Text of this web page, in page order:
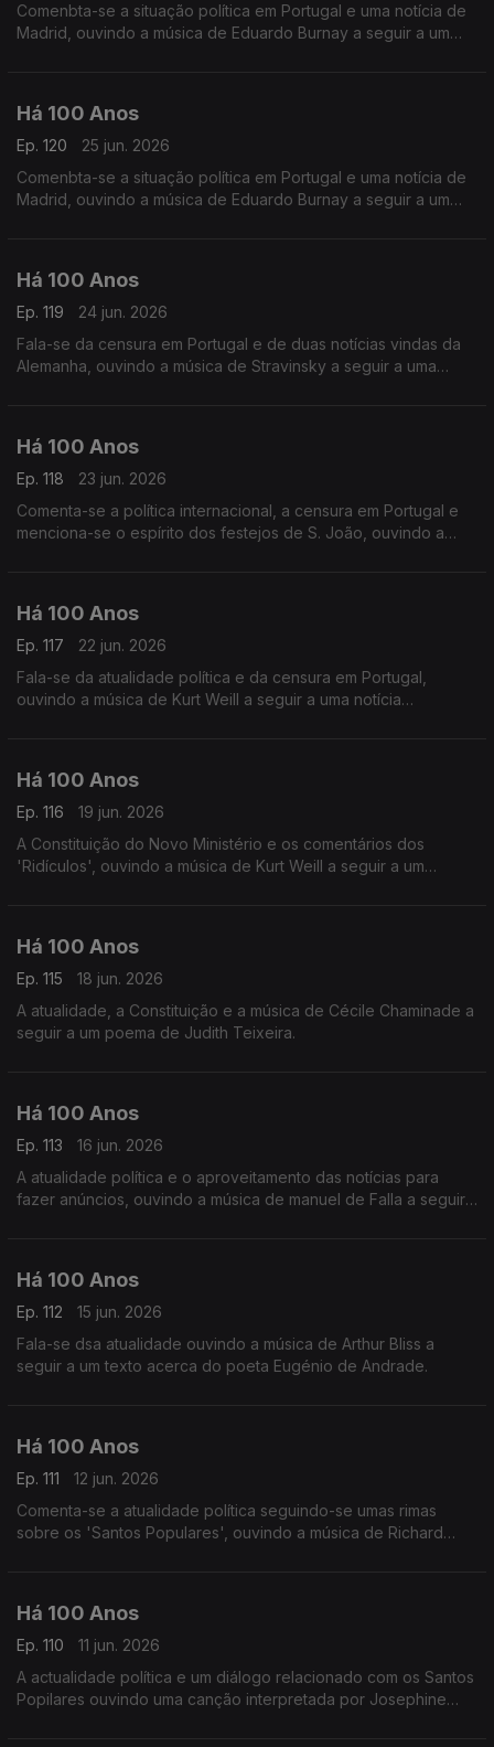
Comenbta-se a situação política em Portugal e uma notícia de
Madrid, ouvindo a música de Eduardo Burnay a seguir a um
Há 100 Anos
Ep. 120
25 jun. 2026
Comenbta-se a situação política em Portugal e uma notícia de
Madrid, ouvindo a música de Eduardo Burnay a seguir a um
Há 100 Anos
Ep. 119
24 jun. 2026
Fala-se da censura em Portugal e de duas notícias vindas da
Alemanha, ouvindo a música de Stravinsky a seguir a uma
Há 100 Anos
Ep. 118
23 jun. 2026
Comenta-se a política internacional, a censura em Portugal e
menciona-se o espírito dos festejos de S. João, ouvindo a
Há 100 Anos
Ep. 117
22 jun. 2026
Fala-se da atualidade política e da censura em Portugal,
ouvindo a música de Kurt Weill a seguir a uma notícia
Há 100 Anos
Ep. 116
19 jun. 2026
A Constituição do Novo Ministério e os comentários dos
'Ridículos', ouvindo a música de Kurt Weill a seguir a um
Há 100 Anos
Ep. 115
18 jun. 2026
A atualidade, a Constituição e a música de Cécile Chaminade a
seguir a um poema de Judith Teixeira.
Há 100 Anos
Ep. 113
16 jun. 2026
A atualidade política e o aproveitamento das notícias para
fazer anúncios, ouvindo a música de manuel de Falla a seguir
Há 100 Anos
Ep. 112
15 jun. 2026
Fala-se dsa atualidade ouvindo a música de Arthur Bliss a
seguir a um texto acerca do poeta Eugénio de Andrade.
Há 100 Anos
Ep. 111
12 jun. 2026
Comenta-se a atualidade política seguindo-se umas rimas
sobre os 'Santos Populares', ouvindo a música de Richard
Há 100 Anos
Ep. 110
11 jun. 2026
A actualidade política e um diálogo relacionado com os Santos
Popilares ouvindo uma canção interpretada por Josephine